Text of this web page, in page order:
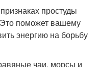
простуды
поможет вашему
энергию на борьбу
чаи, морсы и